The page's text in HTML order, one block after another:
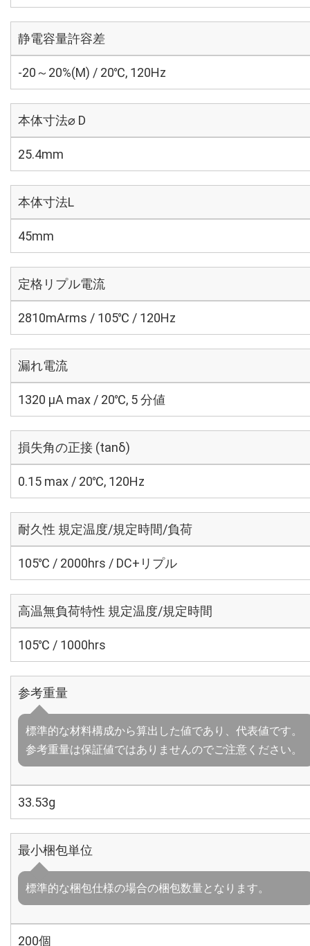
静電容量許容差
-20～20%(M) / 20℃, 120Hz
本体寸法⌀ D
25.4mm
本体寸法L
45mm
定格リプル電流
2810mArms / 105℃ / 120Hz
漏れ電流
1320 μA max / 20℃, 5 分値
損失角の正接 (tanδ)
0.15 max / 20℃, 120Hz
耐久性 規定温度/規定時間/負荷
105℃ / 2000hrs / DC+リプル
高温無負荷特性 規定温度/規定時間
105℃ / 1000hrs
参考重量
標準的な材料構成から算出した値であり、代表値です。
参考重量は保証値ではありませんのでご注意ください。
33.53g
最小梱包単位
標準的な梱包仕様の場合の梱包数量となります。
200個